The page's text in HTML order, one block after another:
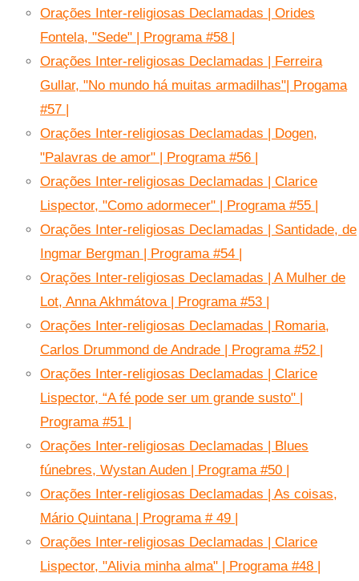
Orações Inter-religiosas Declamadas | Orides
Fontela, "Sede" | Programa #58 |
Orações Inter-religiosas Declamadas | Ferreira
Gullar, "No mundo há muitas armadilhas"| Progama
#57 |
Orações Inter-religiosas Declamadas | Dogen,
"Palavras de amor" | Programa #56 |
Orações Inter-religiosas Declamadas | Clarice
Lispector, "Como adormecer" | Programa #55 |
Orações Inter-religiosas Declamadas | Santidade, de
Ingmar Bergman | Programa #54 |
Orações Inter-religiosas Declamadas | A Mulher de
Lot, Anna Akhmátova | Programa #53 |
Orações Inter-religiosas Declamadas | Romaria,
Carlos Drummond de Andrade | Programa #52 |
Orações Inter-religiosas Declamadas | Clarice
Lispector, “A fé pode ser um grande susto" |
Programa #51 |
Orações Inter-religiosas Declamadas | Blues
fúnebres, Wystan Auden | Programa #50 |
Orações Inter-religiosas Declamadas | As coisas,
Mário Quintana | Programa # 49 |
Orações Inter-religiosas Declamadas | Clarice
Lispector, "Alivia minha alma" | Programa #48 |